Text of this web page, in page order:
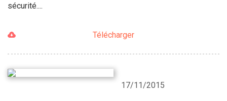
sécurité....
Télécharger
17/11/2015